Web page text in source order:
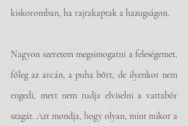
kiskoromban, ha rajtakaptak a hazugságon.
Nagyon szeretem megsimogatni a feleségemet,
főleg az arcán, a puha bőrt, de ilyenkor nem
engedi, mert nem tudja elviselni a vattabőr
szagát. Azt mondja, hogy olyan, mint mikor a